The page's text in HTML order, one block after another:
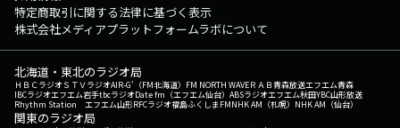
特定商取引に関する法律に基づく表示
株式会社メディアプラットフォームラボについて
北海道・東北のラジオ局
ＨＢＣラジオＳＴＶラジオAIR-G'（FM北海道） FM NORTH WAVEＲＡＢ青森放送エフエム青森
IBCラジオエフエム岩手tbcラジオDate fm（エフエム仙台） ABSラジオエフエム秋田YBC山形放送
Rhythm Station エフエム山形RFCラジオ福島ふくしまFMNHK AM（札幌） NHK AM（仙台）
関東のラジオ局